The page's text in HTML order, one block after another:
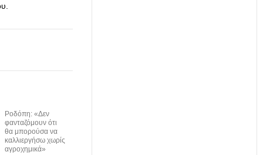
Ροδόπη: «Δεν
φανταζόμουν ότι
θα μπορούσα να
καλλιεργήσω χωρίς
αγροχημικά»